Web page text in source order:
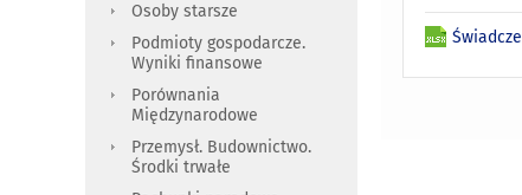
Osoby starsze
Podmioty gospodarcze.
Wyniki finansowe
Porównania
Międzynarodowe
Przemysł. Budownictwo.
Środki trwałe